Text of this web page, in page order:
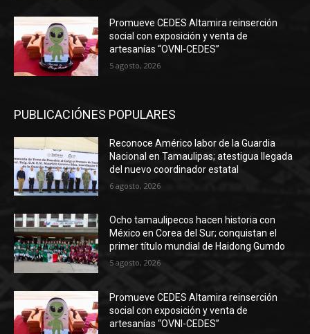
Promueve CEDES Altamira reinserción
social con exposición y venta de
artesanías “OVNI-CEDES”
5 agosto, 2026
PUBLICACIÓNES POPULARES
Reconoce Américo labor de la Guardia
Nacional en Tamaulipas; atestigua llegada
del nuevo coordinador estatal
6 agosto, 2026
Ocho tamaulipecos hacen historia con
México en Corea del Sur; conquistan el
primer título mundial de Haidong Gumdo
5 agosto, 2026
Promueve CEDES Altamira reinserción
social con exposición y venta de
artesanías “OVNI-CEDES”